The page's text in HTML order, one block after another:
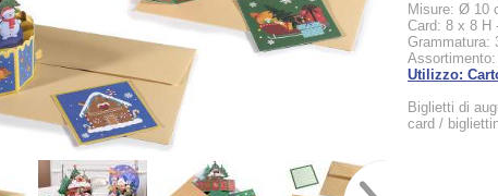
Misure: Ø 10
Card: 8 x 8 H
Grammatura:
Utilizzo:
Biglietti di
card /